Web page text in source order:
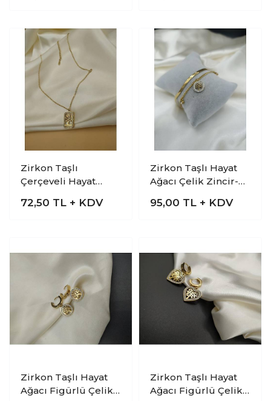
Zirkon Taşlı
Çerçeveli Hayat
Kolye
72,50 TL + KDV
Zirkon Taşlı Hayat
Ağacı Çelik Zincir-
95,00 TL + KDV
Zirkon Taşlı Hayat
Ağacı Figürlü Çelik
Zirkon Taşlı Hayat
Ağacı Figürlü Çelik